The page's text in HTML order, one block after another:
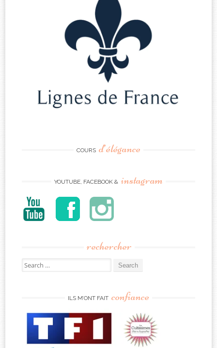
COURS d’élégance
YOUTUBE, FACEBOOK & instagram
rechercher
Search
for:
ILS M’ONT FAIT confiance